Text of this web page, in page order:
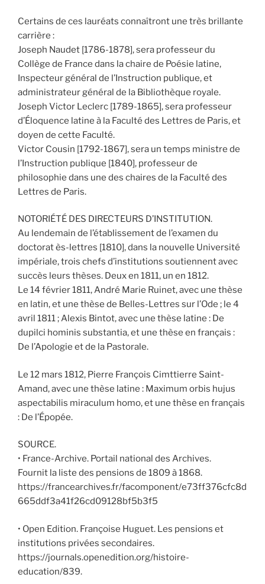
Certains de ces lauréats connaîtront une très brillante
carrière :
Joseph Naudet [1786-1878], sera professeur du
Collège de France dans la chaire de Poésie latine,
Inspecteur général de l’Instruction publique, et
administrateur général de la Bibliothèque royale.
Joseph Victor Leclerc [1789-1865], sera professeur
d’Éloquence latine à la Faculté des Lettres de Paris, et
doyen de cette Faculté.
Victor Cousin [1792-1867], sera un temps ministre de
l’Instruction publique [1840], professeur de
philosophie dans une des chaires de la Faculté des
Lettres de Paris.
NOTORIÉTÉ DES DIRECTEURS D’INSTITUTION.
Au lendemain de l’établissement de l’examen du
doctorat ès-lettres [1810], dans la nouvelle Université
impériale, trois chefs d’institutions soutiennent avec
succès leurs thèses. Deux en 1811, un en 1812.
Le 14 février 1811, André Marie Ruinet, avec une thèse
en latin, et une thèse de Belles-Lettres sur l’Ode ; le 4
avril 1811 ; Alexis Bintot, avec une thèse latine : De
dupilci hominis substantia, et une thèse en français :
De l’Apologie et de la Pastorale.
Le 12 mars 1812, Pierre François Cimttierre Saint-
Amand, avec une thèse latine : Maximum orbis hujus
aspectabilis miraculum homo, et une thèse en français
: De l’Épopée.
SOURCE.
• France-Archive. Portail national des Archives.
Fournit la liste des pensions de 1809 à 1868.
https://francearchives.fr/facomponent/e73ff376cfc8d
665ddf3a41f26cd09128bf5b3f5
• Open Edition. Françoise Huguet. Les pensions et
institutions privées secondaires.
https://journals.openedition.org/histoire-
education/839.